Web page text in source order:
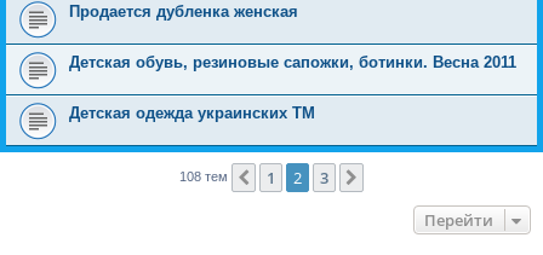
Продается дубленка женская
Детская обувь, резиновые сапожки, ботинки. Весна 2011
Детская одежда украинских ТМ
108 тем Пред.
1 2 3
Перейти